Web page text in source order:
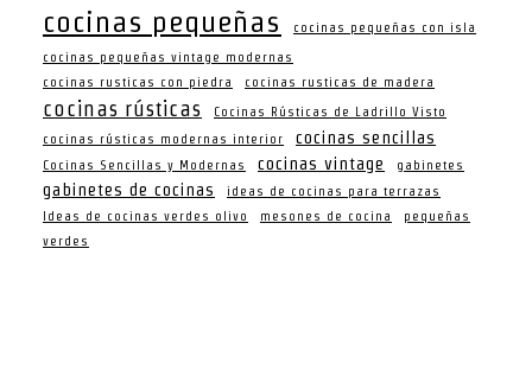
cocinas pequeñas cocinas pequeñas con isla
cocinas pequeñas vintage modernas
cocinas rusticas con piedra
cocinas rusticas de madera
cocinas rústicas
Cocinas Rústicas de Ladrillo Visto
cocinas rústicas modernas interior
cocinas sencillas
Cocinas Sencillas y Modernas cocinas vintage gabinetes
gabinetes de cocinas
ideas de cocinas para terrazas
Ideas de cocinas verdes olivo
mesones de cocina
pequeñas
verdes